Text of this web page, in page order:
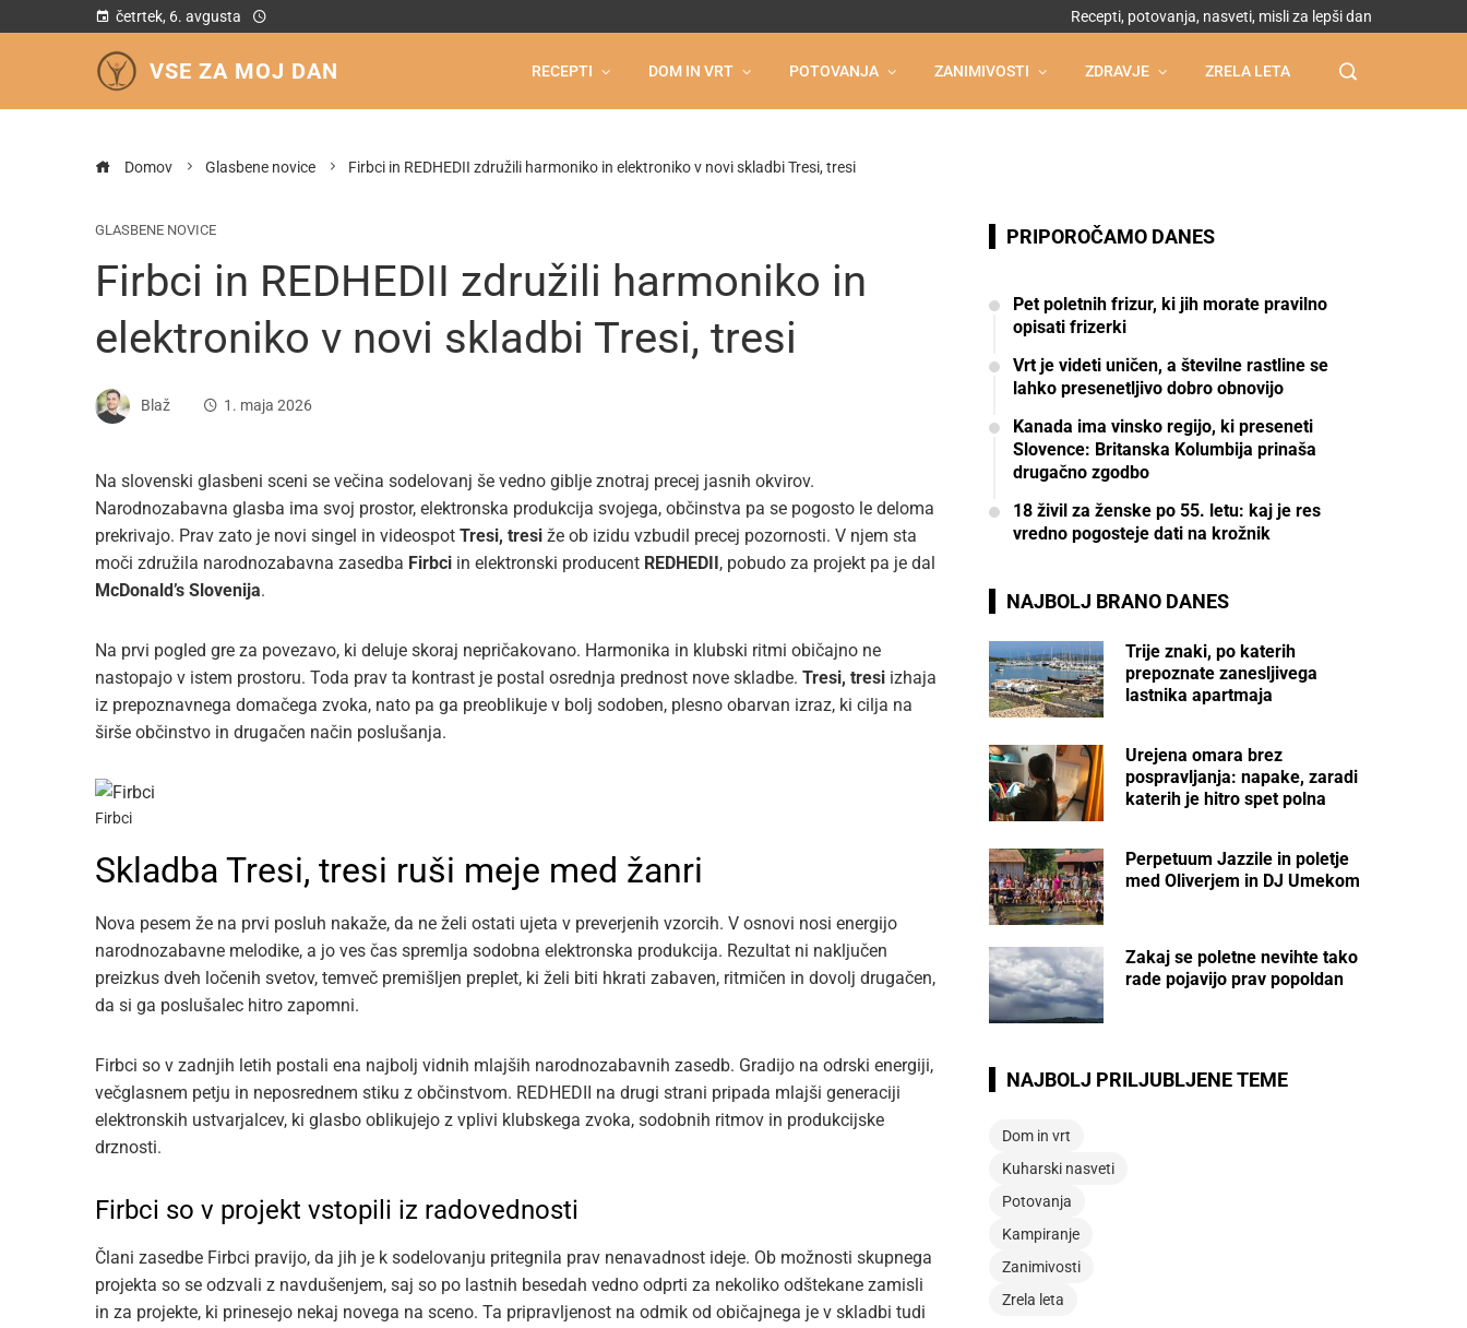
četrtek, 6. avgusta Recepti, potovanja, nasveti, misli za lepši dan
VSE ZA MOJ DAN RECEPTI DOM IN VRT POTOVANJA ZANIMIVOSTI ZDRAVJE ZRELA LETA
Domov Glasbene novice Firbci in REDHEDII združili harmoniko in elektroniko v novi skladbi Tresi, tresi
GLASBENE NOVICE
Firbci in REDHEDII združili harmoniko in
elektroniko v novi skladbi Tresi, tresi
Blaž 1. maja 2026
Na slovenski glasbeni sceni se večina sodelovanj še vedno giblje znotraj precej jasnih okvirov.
Narodnozabavna glasba ima svoj prostor, elektronska produkcija svojega, občinstva pa se pogosto le deloma
prekrivajo. Prav zato je novi singel in videospot Tresi, tresi že ob izidu vzbudil precej pozornosti. V njem sta
moči združila narodnozabavna zasedba Firbci in elektronski producent REDHEDII, pobudo za projekt pa je dal
McDonald’s Slovenija.
Na prvi pogled gre za povezavo, ki deluje skoraj nepričakovano. Harmonika in klubski ritmi običajno ne
nastopajo v istem prostoru. Toda prav ta kontrast je postal osrednja prednost nove skladbe. Tresi, tresi izhaja
iz prepoznavnega domačega zvoka, nato pa ga preoblikuje v bolj sodoben, plesno obarvan izraz, ki cilja na
širše občinstvo in drugačen način poslušanja.
Firbci
Skladba Tresi, tresi ruši meje med žanri
Nova pesem že na prvi posluh nakaže, da ne želi ostati ujeta v preverjenih vzorcih. V osnovi nosi energijo
narodnozabavne melodike, a jo ves čas spremlja sodobna elektronska produkcija. Rezultat ni naključen
preizkus dveh ločenih svetov, temveč premišljen preplet, ki želi biti hkrati zabaven, ritmičen in dovolj drugačen,
da si ga poslušalec hitro zapomni.
Firbci so v zadnjih letih postali ena najbolj vidnih mlajših narodnozabavnih zasedb. Gradijo na odrski energiji,
večglasnem petju in neposrednem stiku z občinstvom. REDHEDII na drugi strani pripada mlajši generaciji
elektronskih ustvarjalcev, ki glasbo oblikujejo z vplivi klubskega zvoka, sodobnih ritmov in produkcijske
drznosti.
Firbci so v projekt vstopili iz radovednosti
Člani zasedbe Firbci pravijo, da jih je k sodelovanju pritegnila prav nenavadnost ideje. Ob možnosti skupnega
projekta so se odzvali z navdušenjem, saj so po lastnih besedah vedno odprti za nekoliko odštekane zamisli
in za projekte, ki prinesejo nekaj novega na sceno. Ta pripravljenost na odmik od običajnega je v skladbi tudi
PRIPOROČAMO DANES
Pet poletnih frizur, ki jih morate pravilno
opisati frizerki
Vrt je videti uničen, a številne rastline se
lahko presenetljivo dobro obnovijo
Kanada ima vinsko regijo, ki preseneti
Slovence: Britanska Kolumbija prinaša
drugačno zgodbo
18 živil za ženske po 55. letu: kaj je res
vredno pogosteje dati na krožnik
NAJBOLJ BRANO DANES
Trije znaki, po katerih
prepoznate zanesljivega
lastnika apartmaja
Urejena omara brez
pospravljanja: napake, zaradi
katerih je hitro spet polna
Perpetuum Jazzile in poletje
med Oliverjem in DJ Umekom
Zakaj se poletne nevihte tako
rade pojavijo prav popoldan
NAJBOLJ PRILJUBLJENE TEME
Dom in vrt
Kuharski nasveti
Potovanja
Kampiranje
Zanimivosti
Zrela leta